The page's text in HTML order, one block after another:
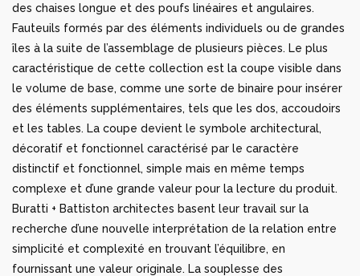
des chaises longue et des poufs linéaires et angulaires.
Fauteuils formés par des éléments individuels ou de grandes
îles à la suite de l’assemblage de plusieurs pièces. Le plus
caractéristique de cette collection est la coupe visible dans
le volume de base, comme une sorte de binaire pour insérer
des éléments supplémentaires, tels que les dos, accoudoirs
et les tables. La coupe devient le symbole architectural,
décoratif et fonctionnel caractérisé par le caractère
distinctif et fonctionnel, simple mais en même temps
complexe et d’une grande valeur pour la lecture du produit.
Buratti + Battiston architectes basent leur travail sur la
recherche d’une nouvelle interprétation de la relation entre
simplicité et complexité en trouvant l’équilibre, en
fournissant une valeur originale. La souplesse des